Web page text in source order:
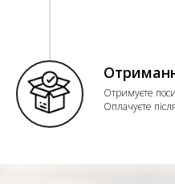
Отримуєте
Оплачуєте